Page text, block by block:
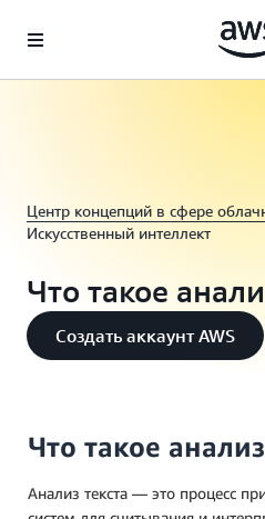
Перейти к главному контенту
Центр концепций в сфере
Искусственный интеллект
Что такое
Создать аккаунт AWS
Что такое
Анализ текста — это процесс